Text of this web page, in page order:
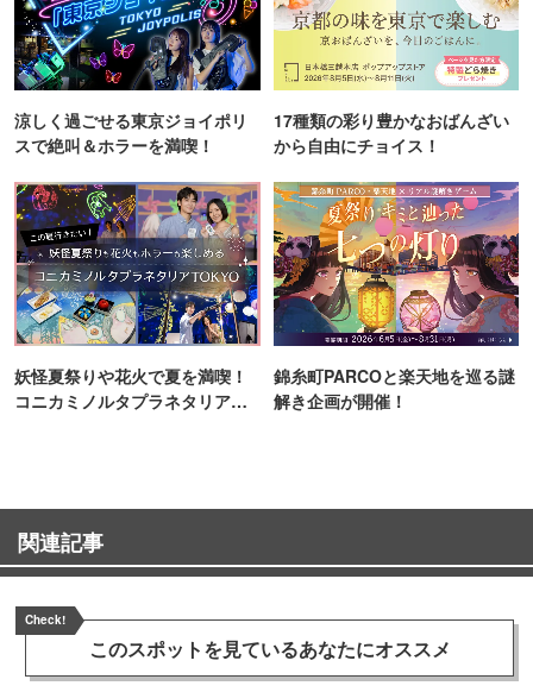
涼しく過ごせる東京ジョイポリ
スで絶叫＆ホラーを満喫！
17種類の彩り豊かなおばんざい
から自由にチョイス！
妖怪夏祭りや花火で夏を満喫！
コニカミノルタプラネタリア
錦糸町PARCOと楽天地を巡る謎
解き企画が開催！
関連記事
Check!
このスポットを見ているあなたにオススメ